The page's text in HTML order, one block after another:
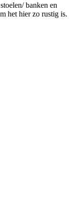
banken en
het hier zo rustig is.